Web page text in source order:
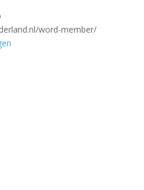
word-member/